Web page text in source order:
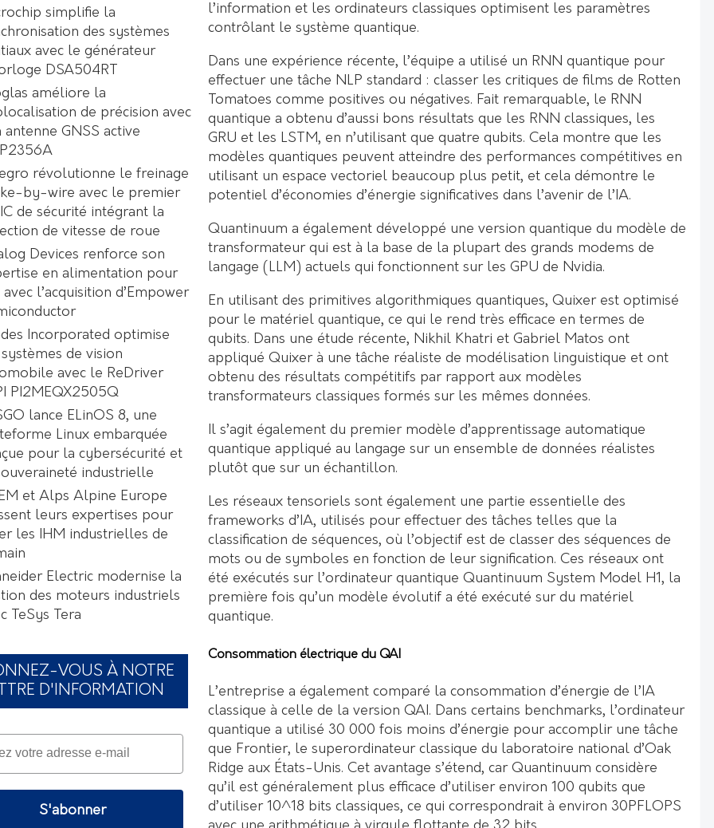
l’information et les ordinateurs classiques optimisent les paramètres
contrôlant le système quantique.
Dans une expérience récente, l’équipe a utilisé un RNN quantique pour
effectuer une tâche NLP standard : classer les critiques de films de Rotten
Tomatoes comme positives ou négatives. Fait remarquable, le RNN
quantique a obtenu d’aussi bons résultats que les RNN classiques, les
GRU et les LSTM, en n’utilisant que quatre qubits. Cela montre que les
modèles quantiques peuvent atteindre des performances compétitives en
utilisant un espace vectoriel beaucoup plus petit, et cela démontre le
potentiel d’économies d’énergie significatives dans l’avenir de l’IA.
Quantinuum a également développé une version quantique du modèle de
transformateur qui est à la base de la plupart des grands modems de
langage (LLM) actuels qui fonctionnent sur les GPU de Nvidia.
En utilisant des primitives algorithmiques quantiques, Quixer est optimisé
pour le matériel quantique, ce qui le rend très efficace en termes de
qubits. Dans une étude récente, Nikhil Khatri et Gabriel Matos ont
appliqué Quixer à une tâche réaliste de modélisation linguistique et ont
obtenu des résultats compétitifs par rapport aux modèles
transformateurs classiques formés sur les mêmes données.
Il s’agit également du premier modèle d’apprentissage automatique
quantique appliqué au langage sur un ensemble de données réalistes
plutôt que sur un échantillon.
Les réseaux tensoriels sont également une partie essentielle des
frameworks d’IA, utilisés pour effectuer des tâches telles que la
classification de séquences, où l’objectif est de classer des séquences de
mots ou de symboles en fonction de leur signification. Ces réseaux ont
été exécutés sur l’ordinateur quantique Quantinuum System Model H1, la
première fois qu’un modèle évolutif a été exécuté sur du matériel
quantique.
Consommation électrique du QAI
L’entreprise a également comparé la consommation d’énergie de l’IA
classique à celle de la version QAI. Dans certains benchmarks, l’ordinateur
quantique a utilisé 30 000 fois moins d’énergie pour accomplir une tâche
que Frontier, le superordinateur classique du laboratoire national d’Oak
Ridge aux États-Unis. Cet avantage s’étend, car Quantinuum considère
qu’il est généralement plus efficace d’utiliser environ 100 qubits que
d’utiliser 10^18 bits classiques, ce qui correspondrait à environ 30PFLOPS
simplifie la
des systèmes
avec le générateur
DSA504RT
améliore la
de précision avec
antenne GNSS active
révolutionne le freinage
by-wire avec le premier
de sécurité intégrant la
de vitesse de roue
Devices renforce son
en alimentation pour
avec l’acquisition d’Empower
Incorporated optimise
de vision
avec le ReDriver
PI2MEQX2505Q
lance ELinOS 8, une
Linux embarquée
pour la cybersécurité et
industrielle
et Alps Alpine Europe
leurs expertises pour
les IHM industrielles de
Electric modernise la
des moteurs industriels
TeSys Tera
VOUS À NOTRE
D'INFORMATION
S'abonner